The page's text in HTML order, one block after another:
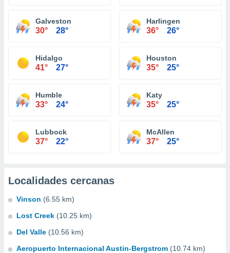
Galveston
30° 28°
Harlingen
36° 26°
Hidalgo
41° 27°
Houston
35° 25°
Humble
33° 24°
Katy
35° 25°
Lubbock
37° 22°
McAllen
37° 25°
Localidades cercanas
Vinson (6.55 km)
Lost Creek (10.25 km)
Del Valle (10.56 km)
Aeropuerto Internacional Austin-Bergstrom (10.74 km)